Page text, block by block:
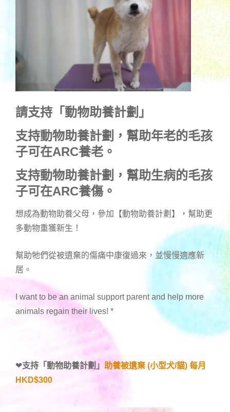
請支持「動物助養計劃」
支持動物助養計劃，幫助年老的毛孩
子可在ARC養老。
支持動物助養計劃，幫助生病的毛孩
子可在ARC養傷。
想成為動物助養父母，參加【動物助養計劃】，幫助更
多動物重獲新生！
幫助牠們從被遺棄的傷痛中康復過來，並慢慢適應新
居。
I want to be an animal support parent and help more
animals regain their lives! *
❤支持「動物助養計劃 」 助養被遺棄 (小型犬/貓) 每月
HKD$300